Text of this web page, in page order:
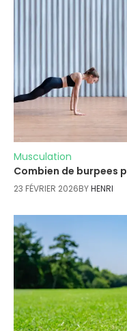
Musculation
Combien de burpees
23 FÉVRIER 2026BYHENRI